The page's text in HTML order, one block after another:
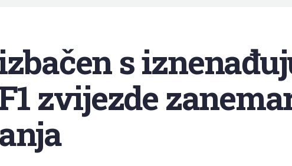
s
zvijezde